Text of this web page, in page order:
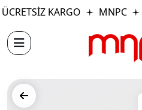
KARGO MNPC